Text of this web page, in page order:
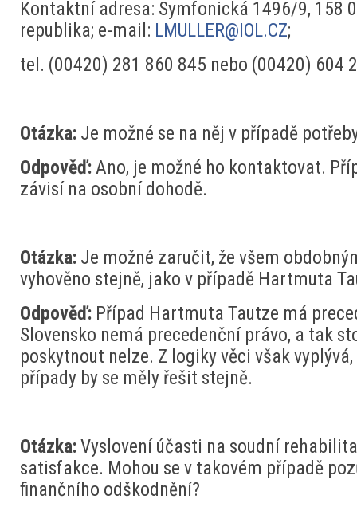
Kontaktní adresa: Symfonická 1496/9, 158
republika; e-mail: LMULLER@IOL.CZ;
tel. (00420) 281 860 845 nebo (00420) 604
Otázka: Je možné se na něj v případě
Odpověď: Ano, je možné ho kontaktovat.
závisí na osobní dohodě.
Otázka: Je možné zaručit, že všem
vyhověno stejně, jako v případě Hartmuta
Odpověď: Případ Hartmuta Tautze má
Slovensko nemá precedenční právo, a tak
poskytnout nelze. Z logiky věci však
případy by se měly řešit stejně.
Otázka:Vyslovení účasti na soudní
satisfakce. Mohou se v takovém případě
finančního odškodnění?